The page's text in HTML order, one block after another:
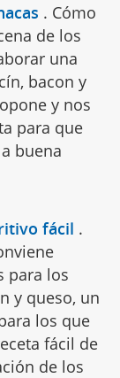
. Cómo
de los
una
bacon y
y nos
para que
buena
fácil .
para los
y queso, un
los que
fácil de
de los